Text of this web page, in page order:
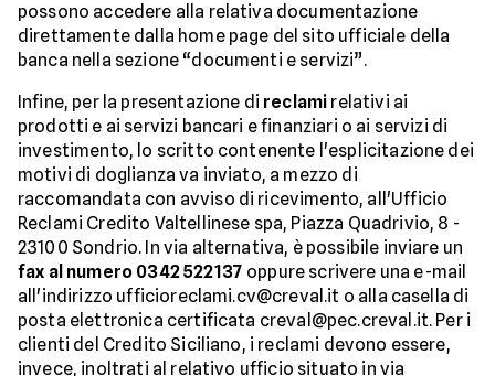
possono accedere alla relativa documentazione
direttamente dalla home page del sito ufficiale della
banca nella sezione “documenti e servizi”.
Infine, per la presentazione di reclami relativi ai
prodotti e ai servizi bancari e finanziari o ai servizi di
investimento, lo scritto contenente l'esplicitazione dei
motivi di doglianza va inviato, a mezzo di
raccomandata con avviso di ricevimento, all'Ufficio
Reclami Credito Valtellinese spa, Piazza Quadrivio, 8 -
23100 Sondrio. In via alternativa, è possibile inviare un
fax al numero 0342 522137 oppure scrivere una e-mail
all'indirizzo ufficioreclami.cv@creval.it o alla casella di
posta elettronica certificata creval@pec.creval.it. Per i
clienti del Credito Siciliano, i reclami devono essere,
invece, inoltrati al relativo ufficio situato in via